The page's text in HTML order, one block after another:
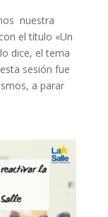
nuestra
el título «Un
dice, el tema
sesión fue
a parar